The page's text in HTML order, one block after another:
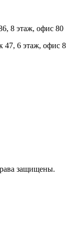
8 этаж, офис 80
47, 6 этаж, офис 8
защищены.